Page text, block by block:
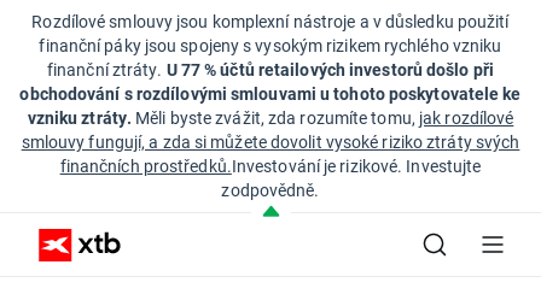
Rozdílové smlouvy jsou komplexní nástroje a v důsledku použití
finanční páky jsou spojeny s vysokým rizikem rychlého vzniku
finanční ztráty. U 77 % účtů retailových investorů došlo při
obchodování s rozdílovými smlouvami u tohoto poskytovatele ke
vzniku ztráty. Měli byste zvážit, zda rozumíte tomu, jak rozdílové
smlouvy fungují, a zda si můžete dovolit vysoké riziko ztráty svých
finančních prostředků.Investování je rizikové. Investujte
zodpovědně.